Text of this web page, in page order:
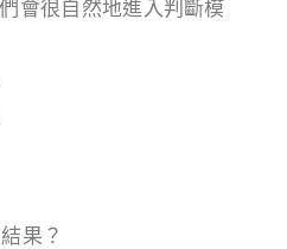
會很自然地進入判斷模
果？